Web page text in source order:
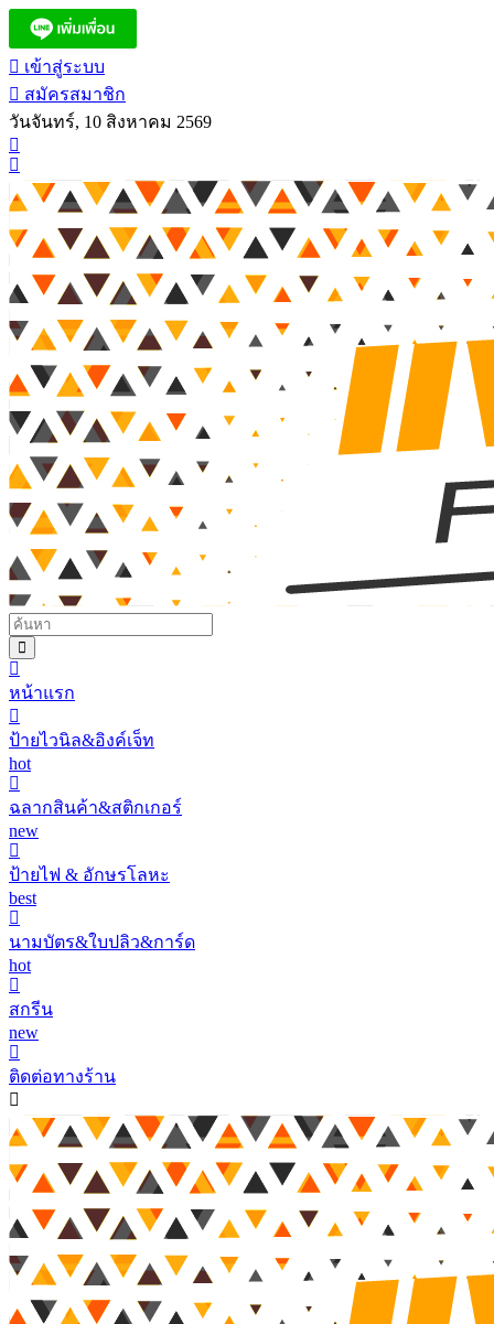
เข้าสู่ระบบ
สมัครสมาชิก
วันจันทร์, 10 สิงหาคม 2569
หน้าแรก
ป้ายไวนิล&อิงค์เจ็ท
hot
ฉลากสินค้า&สติกเกอร์
new
ป้ายไฟ & อักษรโลหะ
best
นามบัตร&ใบปลิว&การ์ด
hot
สกรีน
new
ติดต่อทางร้าน